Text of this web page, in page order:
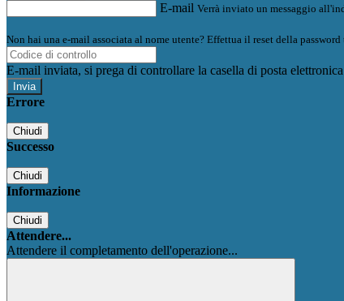
E-mail Verrà inviato un messaggio
Non hai una e-mail associata al nome utente? Effettua il reset della
E-mail inviata, si prega di controllare la casella di posta
Errore
Chiudi
Successo
Chiudi
Informazione
Chiudi
Attendere...
Attendere il completamento dell'operazione...